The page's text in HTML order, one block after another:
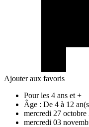
Ajouter aux favoris
Pour les 4 ans et +
Âge : De 4 à 12
mercredi 27 octobre
mercredi 03